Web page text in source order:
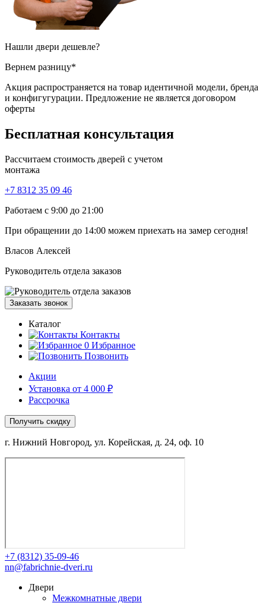
Нашли двери дешевле?
Вернем разницу*
Акция распространяется на товар идентичной модели, бренда
и конфигугурации. Предложение не является договором
оферты
Бесплатная консультация
Рассчитаем стоимость дверей с учетом
монтажа
+7 8312 35 09 46
Работаем с 9:00 до 21:00
При обращении до 14:00 можем приехать на замер сегодня!
Власов Алексей
Руководитель отдела заказов
Заказать звонок
Каталог
Контакты
0 Избранное
Позвонить
Акции
Установка от 4 000 ₽
Рассрочка
Получить скидку
г. Нижний Новгород, ул. Корейская, д. 24, оф. 10
+7 (8312) 35-09-46
nn@fabrichnie-dveri.ru
Двери
Межкомнатные двери